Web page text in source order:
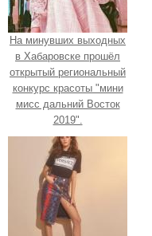
На минувших выходных
в Хабаровске прошёл
открытый региональный
конкурс красоты "мини
мисс дальний Восток
2019".